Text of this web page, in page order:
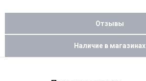
Отзывы
Наличие в магазинах